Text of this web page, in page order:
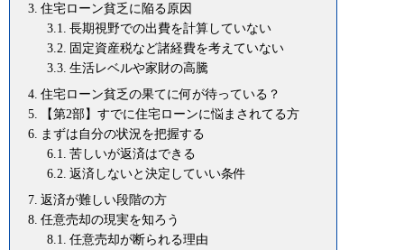
住宅ローン貧乏に陥る原因
長期視野での出費を計算していない
固定資産税など諸経費を考えていない
生活レベルや家財の高騰
住宅ローン貧乏の果てに何が待っている？
【第2部】すでに住宅ローンに悩まされてる方
まずは自分の状況を把握する
苦しいが返済はできる
返済しないと決定していい条件
返済が難しい段階の方
任意売却の現実を知ろう
任意売却が断られる理由